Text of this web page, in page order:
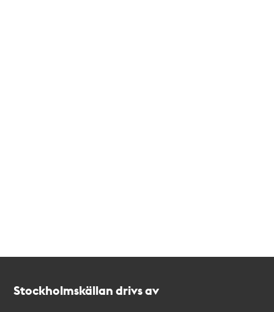
Stockholmskällan drivs av